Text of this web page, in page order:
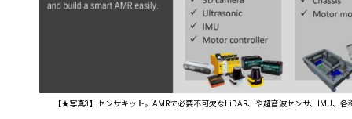
【★写真3】センサキット。AMRで必要不可欠なLiDAR、や超音波センサ、IMU、